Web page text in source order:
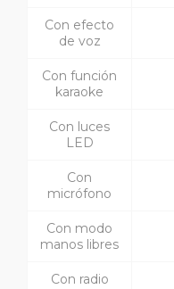
Con efecto
de voz
Con función
karaoke
Con luces
LED
Con
micrófono
Con modo
manos libres
Con radio